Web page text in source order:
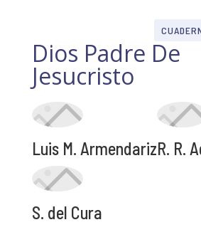
Dios Padre De
Jesucristo
Luis M. ArmendarizR. R.
S. del Cura